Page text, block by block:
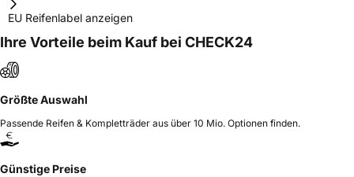
EU Reifenlabel anzeigen
Ihre Vorteile beim Kauf bei CHECK24
Größte Auswahl
Passende Reifen & Kompletträder aus über 10 Mio. Optionen finden.
Günstige Preise